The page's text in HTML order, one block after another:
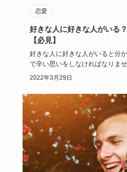
恋愛
好きな人に好きな人がいる
【必見】
好きな人に好きな人がいると分
で辛い思いをしなければなりませ
諦めて次の恋を探す前に「当た
2022年3月29日